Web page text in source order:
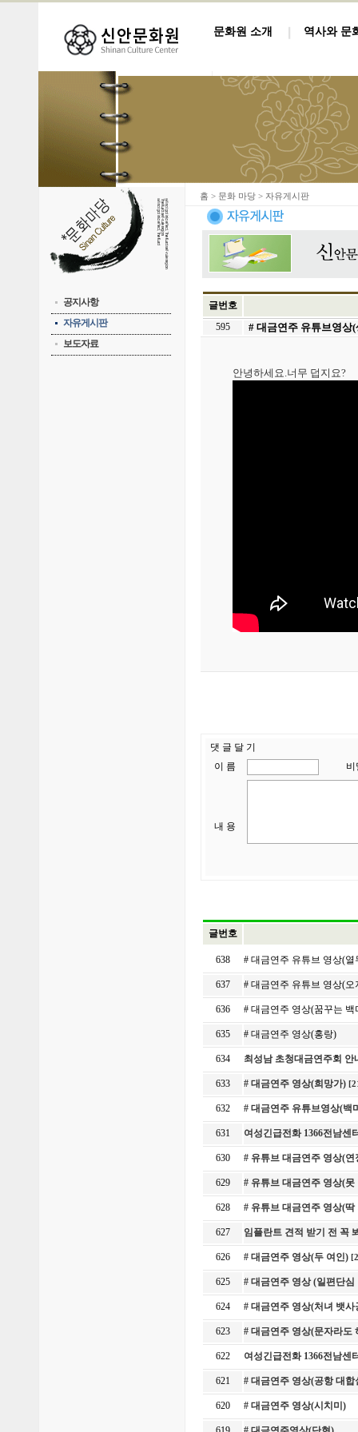
문화원 소개 역사와 문
공지사항
자유게시판
보도자료
홈 > 문화 마당 > 자유게시판
글번호
595
# 대금연주 유튜브영상
안녕하세요.너무 덥지요?
댓 글 달 기
이 름
비
내 용
글번호
638 # 대금연주 유튜브 영상(
637 # 대금연주 유튜브 영상(
636 # 대금연주 영상(꿈꾸는
635 # 대금연주 영상(홍랑)
634 최성남 초청대금연주회
633 # 대금연주 영상(희망가)
632 # 대금연주 유튜브영상(
631 여성긴급전화 1366전남
630 # 유튜브 대금연주 영상(
629 # 유튜브 대금연주 영상(
628 # 유튜브 대금연주 영상(
627 임플란트 견적 받기 전 꼭
626 # 대금연주 영상(두 여인)
625 # 대금연주 영상 (일편단
624 # 대금연주 영상(처녀 뱃
623 # 대금연주 영상(문자라
622 여성긴급전화 1366전남
621 # 대금연주 영상(공항 대
620 # 대금연주 영상(시치미)